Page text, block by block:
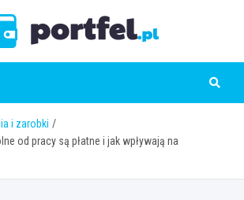
i zarobki
od pracy są płatne i jak wpływają na